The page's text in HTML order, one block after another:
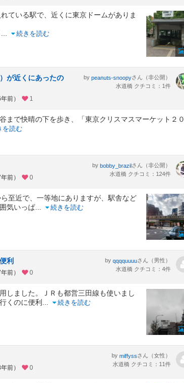
ている駅で、近くに東京ドームがありま
続きを読む
が近くにあったの
前） 1
by peanuts-snoopyさん（非公開）
水道橋 クチコミ：1件
まで快晴の下を歩き、「東京クリスマスマーケット２０
を読む
前） 0
by bobby_brazilさん（非公開）
水道橋 クチコミ：124件
至近で、一等地にありますが、駅舎など
気いっぱ
続きを読む
利
前） 0
by qqqquuuuさん（男性）
水道橋 クチコミ：4件
しました。ＪＲも都営三田線も使いまし
くのに便利
続きを読む
前） 0
by miffyssさん（女性）
水道橋 クチコミ：11件